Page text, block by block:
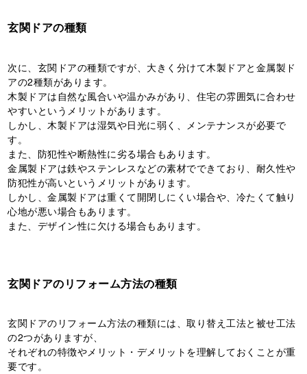
玄関ドアの種類
次に、玄関ドアの種類ですが、大きく分けて木製ドアと金属製ド
アの2種類があります。
木製ドアは自然な風合いや温かみがあり、住宅の雰囲気に合わせ
やすいというメリットがあります。
しかし、木製ドアは湿気や日光に弱く、メンテナンスが必要で
す。
また、防犯性や断熱性に劣る場合もあります。
金属製ドアは鉄やステンレスなどの素材でできており、耐久性や
防犯性が高いというメリットがあります。
しかし、金属製ドアは重くて開閉しにくい場合や、冷たくて触り
心地が悪い場合もあります。
また、デザイン性に欠ける場合もあります。
玄関ドアのリフォーム方法の種類
玄関ドアのリフォーム方法の種類には、取り替え工法と被せ工法
の2つがありますが、
それぞれの特徴やメリット・デメリットを理解しておくことが重
要です。